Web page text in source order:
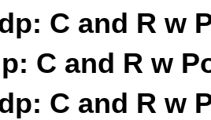
C and R w
C and R w
C and R w